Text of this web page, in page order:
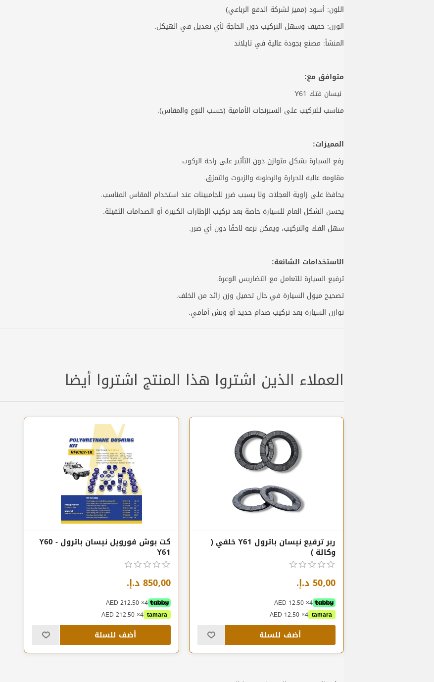
اللون: أسود (مميز لشركة الدفع الرباعي)
الوزن: خفيف وسهل التركيب دون الحاجة لأي تعديل في الهيكل.
المنشأ: مصنع بجودة عالية في تايلاند
متوافق مع:
نيسان فتك Y61
مناسب للتركيب على السبرنجات الأمامية (حسب النوع والمقاس).
المميزات:
رفع السيارة بشكل متوازن دون التأثير على راحة الركوب.
مقاومة عالية للحرارة والرطوبة والزيوت والتمزق.
يحافظ على زاوية العجلات ولا يسبب ضرر للجامبينات عند استخدام المقاس المناسب.
يحسن الشكل العام للسيارة خاصة بعد تركيب الإطارات الكبيرة أو الصدامات الثقيلة.
سهل الفك والتركيب، ويمكن نزعه لاحقًا دون أي ضرر.
الاستخدامات الشائعة:
ترفيع السيارة للتعامل مع التضاريس الوعرة.
تصحيح ميول السيارة في حال تحميل وزن زائد من الخلف.
توازن السيارة بعد تركيب صدام حديد أو ونش أمامي.
العملاء الذين اشتروا هذا المنتج اشتروا أيضا
ربر ترفيع نيسان باترول Y61 خلفي (
وكالة )
50٫00 د.إ.‏
4× AED 12.50
tamara
4× AED 12.50
أضف للسلة
كت بوش فورويل نيسان باترول Y60 -
Y61
850٫00 د.إ.‏
4× AED 212.50
tamara
4× AED 212.50
أضف للسلة